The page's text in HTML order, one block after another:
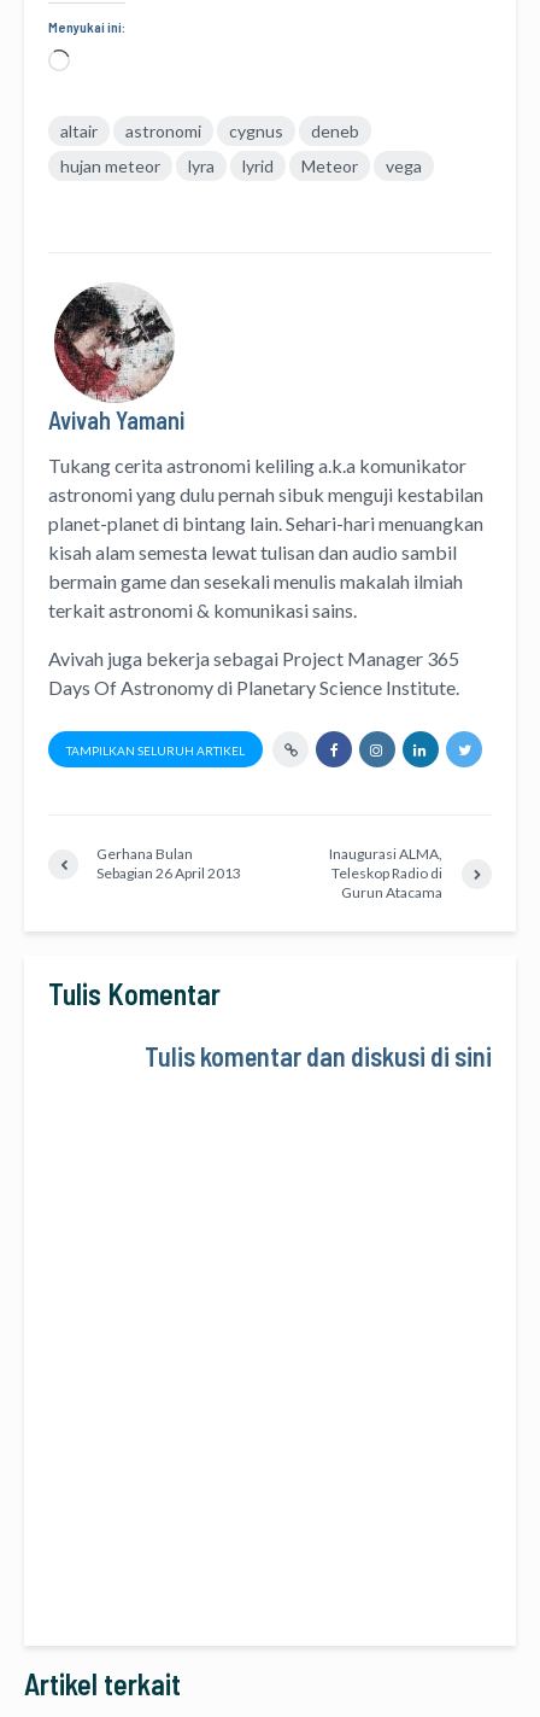
Menyukai ini:
Memuat...
altair astronomi cygnus
deneb
hujan meteor
lyra lyrid Meteor vega
Avivah Yamani
Tukang cerita astronomi kelilinga.k.a komunikator
astronomiyang dulu pernah sibuk menguji kestabilan
planet-planet di bintang lain. Sehari-hari menuangkan
kisah alam semesta lewattulisandanaudio sambil
bermain game dan sesekali menulis makalah ilmiah
terkait astronomi & komunikasi sains.
Avivah juga bekerja sebagai Project Manager 365
Days Of Astronomydi Planetary Science Institute.
TAMPILKAN SELURUH ARTIKEL
Gerhana Bulan
Sebagian 26 April 2013
Inaugurasi ALMA,
Teleskop Radio di
Gurun Atacama
Tulis Komentar
Tulis komentar dan diskusi di sini
Artikel terkait